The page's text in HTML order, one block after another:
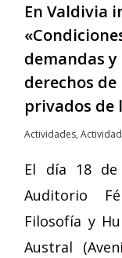
En Valdivia
demandas
derechos
privados de
Actividades,
El día 18
Auditorio
Filosofía y
Austral